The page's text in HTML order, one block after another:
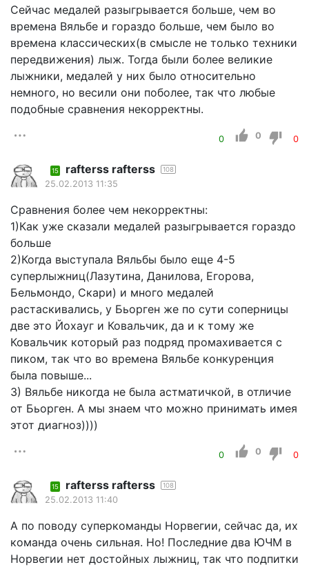
Сейчас медалей разыгрывается больше, чем во
времена Вяльбе и гораздо больше, чем было во
времена классических(в смысле не только техники
передвижения) лыж. Тогда были более великие
лыжники, медалей у них было относительно
немного, но весили они поболее, так что любые
подобные сравнения некорректны.
0 0 0
15 rafterss rafterss 108
25.02.2013 11:35
Сравнения более чем некорректны:
1)Как уже сказали медалей разыгрывается гораздо
больше
2)Когда выступала Вяльбы было еще 4-5
суперлыжниц(Лазутина, Данилова, Егорова,
Бельмондо, Скари) и много медалей
растаскивались, у Бьорген же по сути соперницы
две это Йохауг и Ковальчик, да и к тому же
Ковальчик который раз подряд промахивается с
пиком, так что во времена Вяльбе конкуренция
была повыше...
3) Вяльбе никогда не была астматичкой, в отличие
от Бьорген. А мы знаем что можно принимать имея
этот диагноз))))
0 0 0
15 rafterss rafterss 108
25.02.2013 11:40
А по поводу суперкоманды Норвегии, сейчас да, их
команда очень сильная. Но! Последние два ЮЧМ в
Норвегии нет достойных лыжниц, так что подпитки